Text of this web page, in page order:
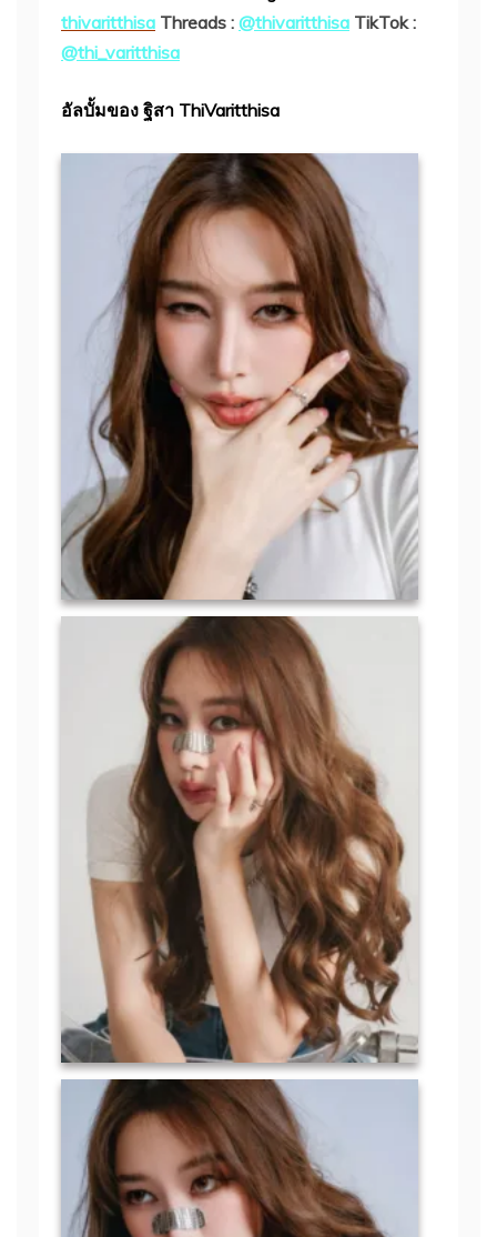
thivaritthisa Threads : @thivaritthisa TikTok :
@thi_varitthisa
อัลบั้มของ ฐิสา ThiVaritthisa